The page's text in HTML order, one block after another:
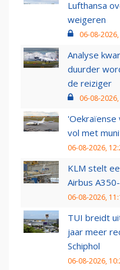
Lufthansa
weigeren
06-08-
Analyse
duurder
de reiziger
06-08-
'Oekraïense
vol met
06-08-2026,
KLM stelt
Airbus
06-08-2026,
TUI breidt
jaar meer
Schiphol
06-08-2026,